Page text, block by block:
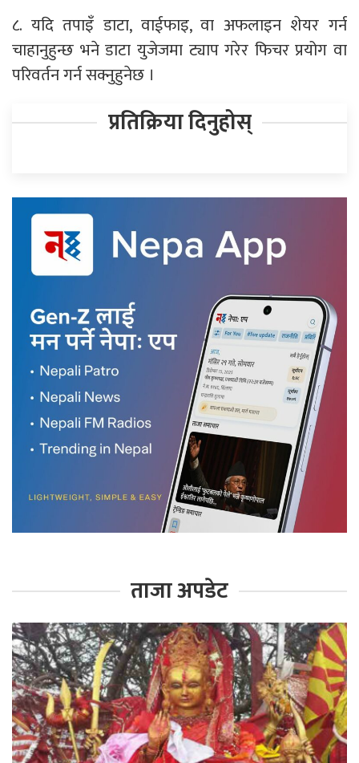
८. यदि तपाइँ डाटा, वाईफाइ, वा अफलाइन शेयर गर्न
चाहानुहुन्छ भने डाटा युजेजमा ट्याप गरेर फिचर प्रयोग वा
परिवर्तन गर्न सक्नुहुनेछ ।
प्रतिक्रिया दिनुहोस्
ताजा अपडेट